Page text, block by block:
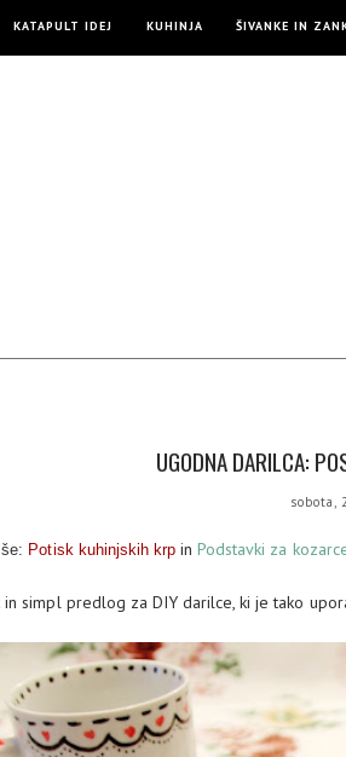
KATAPULT IDEJ KUHINJA ŠIVANKE IN
UGODNA DARILCA:
sobota,
Potisk kuhinjskih krp inPodstavki za
in simpl predlog za DIY darilce, ki je tako